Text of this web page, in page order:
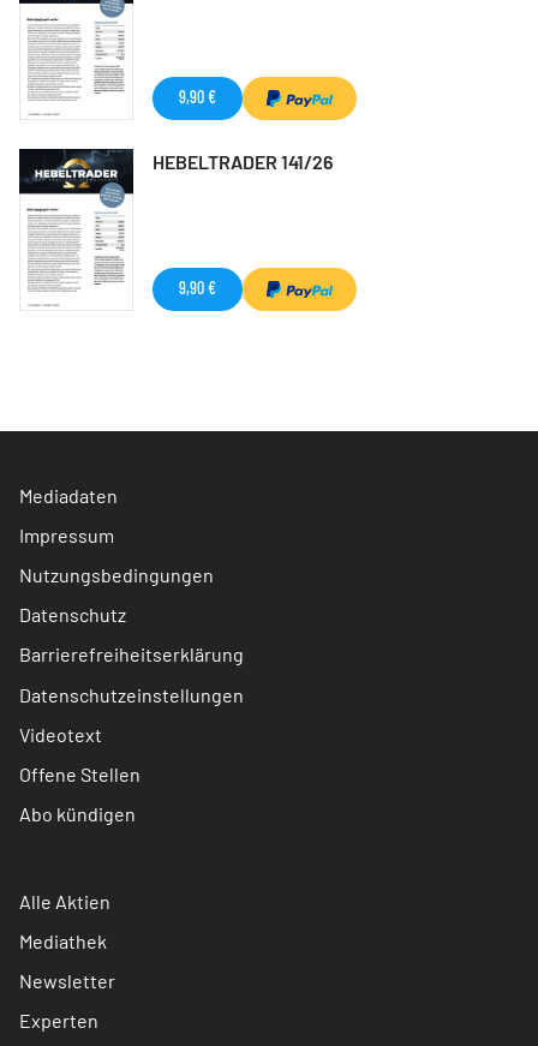
9,90 €
HEBELTRADER 141/26
9,90 €
Mediadaten
Impressum
Nutzungsbedingungen
Datenschutz
Barrierefreiheitserklärung
Datenschutzeinstellungen
Videotext
Offene Stellen
Abo kündigen
Alle Aktien
Mediathek
Newsletter
Experten